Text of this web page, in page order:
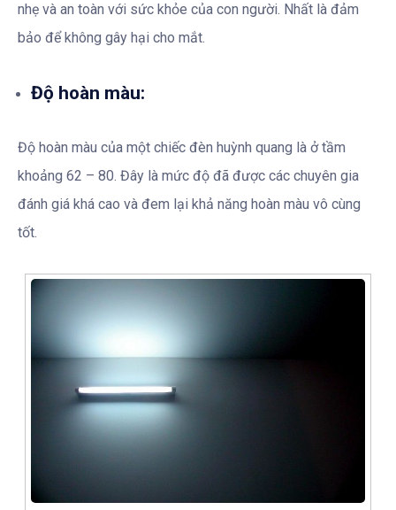
nhẹ và an toàn với sức khỏe của con người. Nhất là đảm
bảo để không gây hại cho mắt.
Độ hoàn màu:
Độ hoàn màu của một chiếc đèn huỳnh quang là ở tầm
khoảng 62 – 80. Đây là mức độ đã được các chuyên gia
đánh giá khá cao và đem lại khả năng hoàn màu vô cùng
tốt.